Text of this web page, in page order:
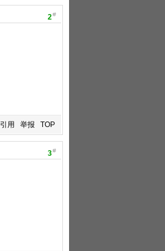
2#
引用 举报 TOP
3#